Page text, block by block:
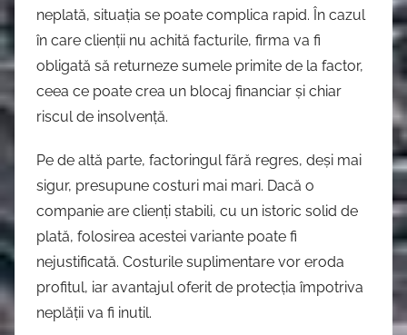
neplată, situația se poate complica rapid. În cazul
în care clienții nu achită facturile, firma va fi
obligată să returneze sumele primite de la factor,
ceea ce poate crea un blocaj financiar și chiar
riscul de insolvență.
Pe de altă parte, factoringul fără regres, deși mai
sigur, presupune costuri mai mari. Dacă o
companie are clienți stabili, cu un istoric solid de
plată, folosirea acestei variante poate fi
nejustificată. Costurile suplimentare vor eroda
profitul, iar avantajul oferit de protecția împotriva
neplății va fi inutil.